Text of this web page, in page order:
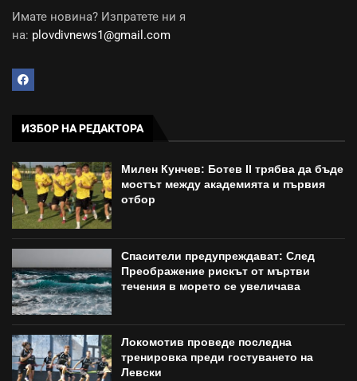
Имате новина? Изпратете ни я
на: plovdivnews1@gmail.com
ИЗБОР НА РЕДАКТОРА
Милен Кунчев: Ботев II трябва да бъде
мостът между академията и първия
отбор
Спасители предупреждават: След
Преображение рискът от мъртви
течения в морето се увеличава
Локомотив проведе последна
тренировка преди гостуването на
Левски